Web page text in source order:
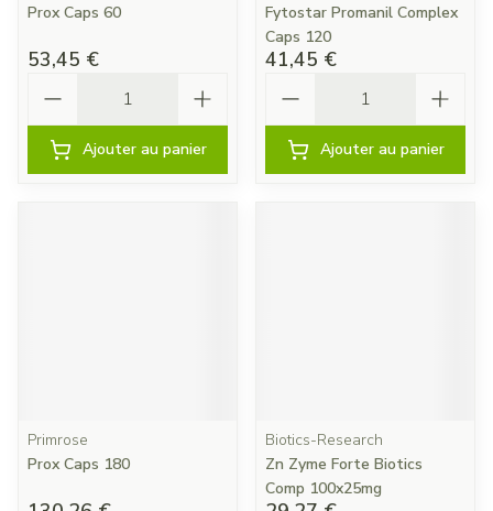
Prox Caps 60
53,45 €
Ajouter au panier
Fytostar Promanil Complex
Caps 120
41,45 €
Ajouter au panier
Primrose
Prox Caps 180
Biotics-Research
Zn Zyme Forte Biotics
Comp 100x25mg